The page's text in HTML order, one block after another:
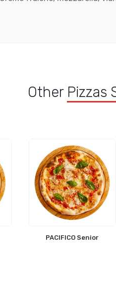
Other Pizzas
PACIFICO Senior